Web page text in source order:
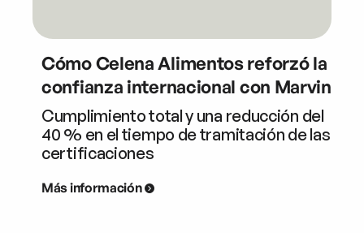
Cómo Celena Alimentos reforzó la
confianza internacional con Marvin
Cumplimiento total y una reducción del
40 % en el tiempo de tramitación de las
certificaciones
Más información